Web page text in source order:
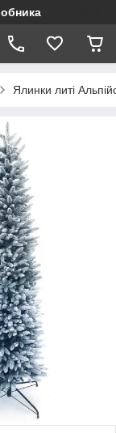
Ялинки литі